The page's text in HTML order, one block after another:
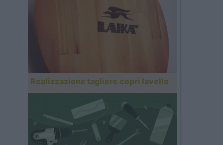
Realizzazione tagliere copri lavello